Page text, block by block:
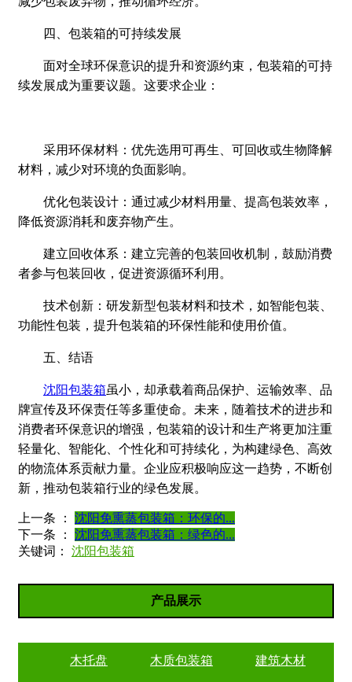
四、包装箱的可持续发展
面对全球环保意识的提升和资源约束，包装箱的可持
续发展成为重要议题。这要求企业：
采用环保材料：优先选用可再生、可回收或生物降解
材料，减少对环境的负面影响。
优化包装设计：通过减少材料用量、提高包装效率，
降低资源消耗和废弃物产生。
建立回收体系：建立完善的包装回收机制，鼓励消费
者参与包装回收，促进资源循环利用。
技术创新：研发新型包装材料和技术，如智能包装、
功能性包装，提升包装箱的环保性能和使用价值。
五、结语
沈阳包装箱虽小，却承载着商品保护、运输效率、品
牌宣传及环保责任等多重使命。未来，随着技术的进步和
消费者环保意识的增强，包装箱的设计和生产将更加注重
轻量化、智能化、个性化和可持续化，为构建绿色、高效
的物流体系贡献力量。企业应积极响应这一趋势，不断创
新，推动包装箱行业的绿色发展。
上一条 ：
沈阳免熏蒸包装箱：环保的...
下一条 ：
沈阳免熏蒸包装箱：绿色的...
关键词： 沈阳包装箱
产品展示
木托盘 木质包装箱 建筑木材